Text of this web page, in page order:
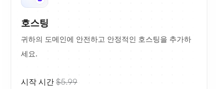
호스팅
귀하의 도메인에 안전하고 안정적인 호스팅을 추가하
세요.
시작 시간 $5.99